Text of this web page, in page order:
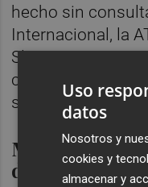
hecho sin
Internacional, la
Slams. Tampoco
conocido el
sociales.
Malestar en
del tenis
Uso
datos
Nosotros y
cookies y
almacenar y